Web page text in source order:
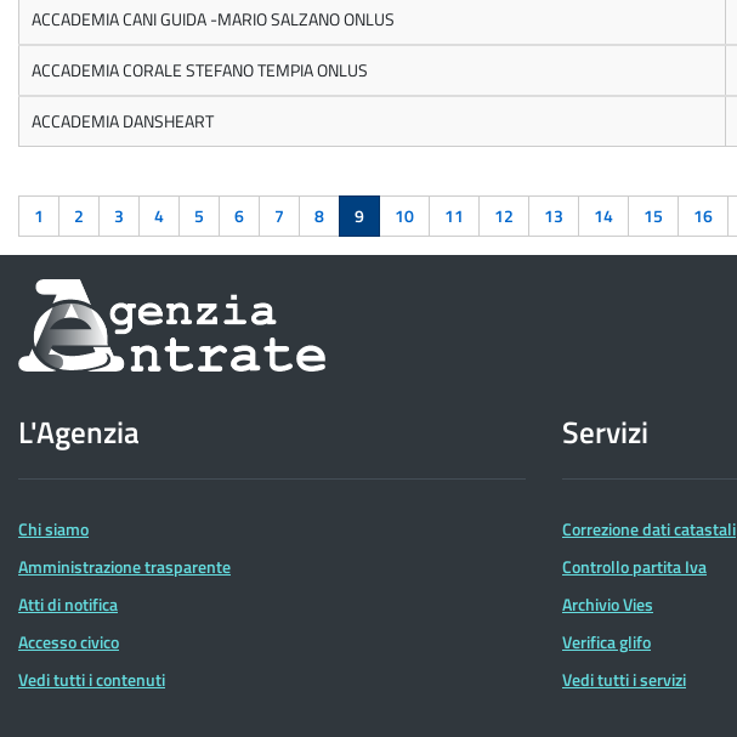
ACCADEMIA CANI GUIDA -MARIO SALZANO ONLUS
ACCADEMIA CORALE STEFANO TEMPIA ONLUS
ACCADEMIA DANSHEART
1 2 3 4 5 6 7 8 9 10 11 12 13 14 15 16
Informazioni
sul
dell'Agenzia
delle
Entrate
L'Agenzia
Chi siamo
Amministrazione trasparente
Atti di notifica
Accesso civico
Vedi tutti i contenuti
Servizi
Correzione dati catastali
Controllo partita Iva
Archivio Vies
Verifica glifo
Vedi tutti i servizi